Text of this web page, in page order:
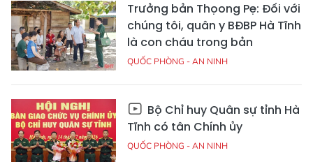
Trưởng bản Thọong Pẹ: Đối với
chúng tôi, quân y BĐBP Hà Tĩnh
là con cháu trong bản
QUỐC PHÒNG - AN NINH
Bộ Chỉ huy Quân sự tỉnh Hà
Tĩnh có tân Chính ủy
QUỐC PHÒNG - AN NINH